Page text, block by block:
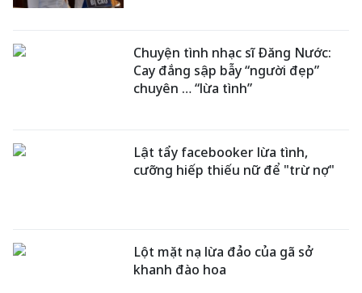
Chuyện tình nhạc sĩ Đăng Nước:
Cay đắng sập bẫy “người đẹp”
chuyên … “lừa tình”
Lật tẩy facebooker lừa tình,
cưỡng hiếp thiếu nữ để "trừ nợ"
Lột mặt nạ lừa đảo của gã sở
khanh đào hoa